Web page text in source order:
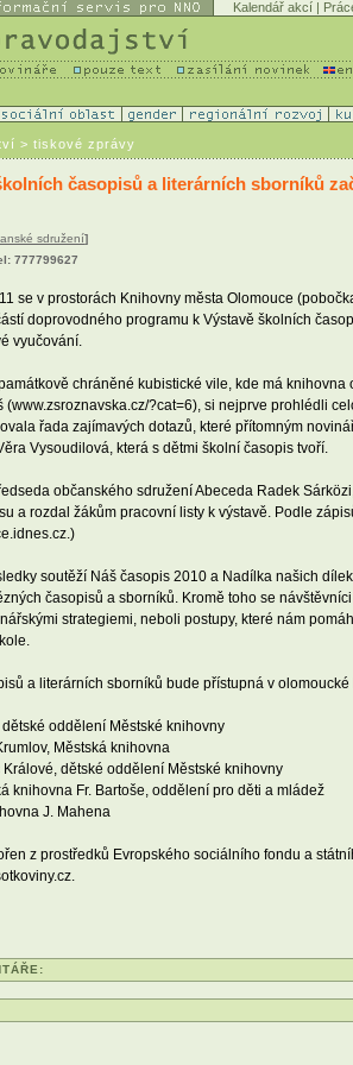
Kalendář akcí |
> tiskové zprávy
časopisů a literárních sborníků
sdružení]
777799627
se v prostorách Knihovny města Olomouce
doprovodného programu k Výstavě školních
vyučování.
chráněné kubistické vile, kde má
(www.zsroznavska.cz/?cat=6), si nejprve prohlédli
řada zajímavých dotazů, které přítomným
Vysoudilová, která s dětmi školní časopis tvoří.
občanského sdružení Abeceda Radek
a rozdal žákům pracovní listy k výstavě. Podle
soutěží Náš časopis 2010 a Nadílka našich
časopisů a sborníků. Kromě toho se
strategiemi, neboli postupy, které nám
a literárních sborníků bude přístupná v
oddělení Městské knihovny
Městská knihovna
Králové, dětské oddělení Městské knihovny
knihovna Fr. Bartoše, oddělení pro děti a mládež
J. Mahena
z prostředků Evropského sociálního fondu a